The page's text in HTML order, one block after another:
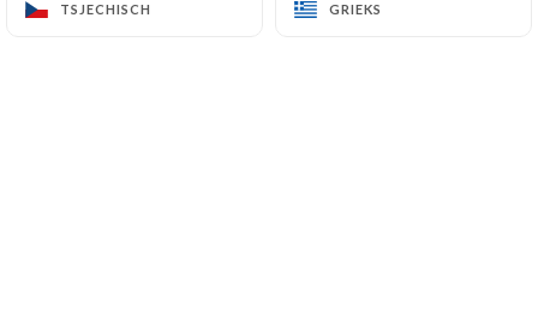
TSJECHISCH GRIEKS
TSJECHISCH GRIEKS